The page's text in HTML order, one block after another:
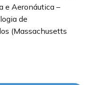
e Aeronáutica –
de
(Massachusetts